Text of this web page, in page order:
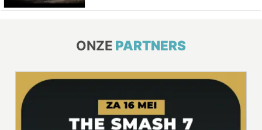
ONZE PARTNERS